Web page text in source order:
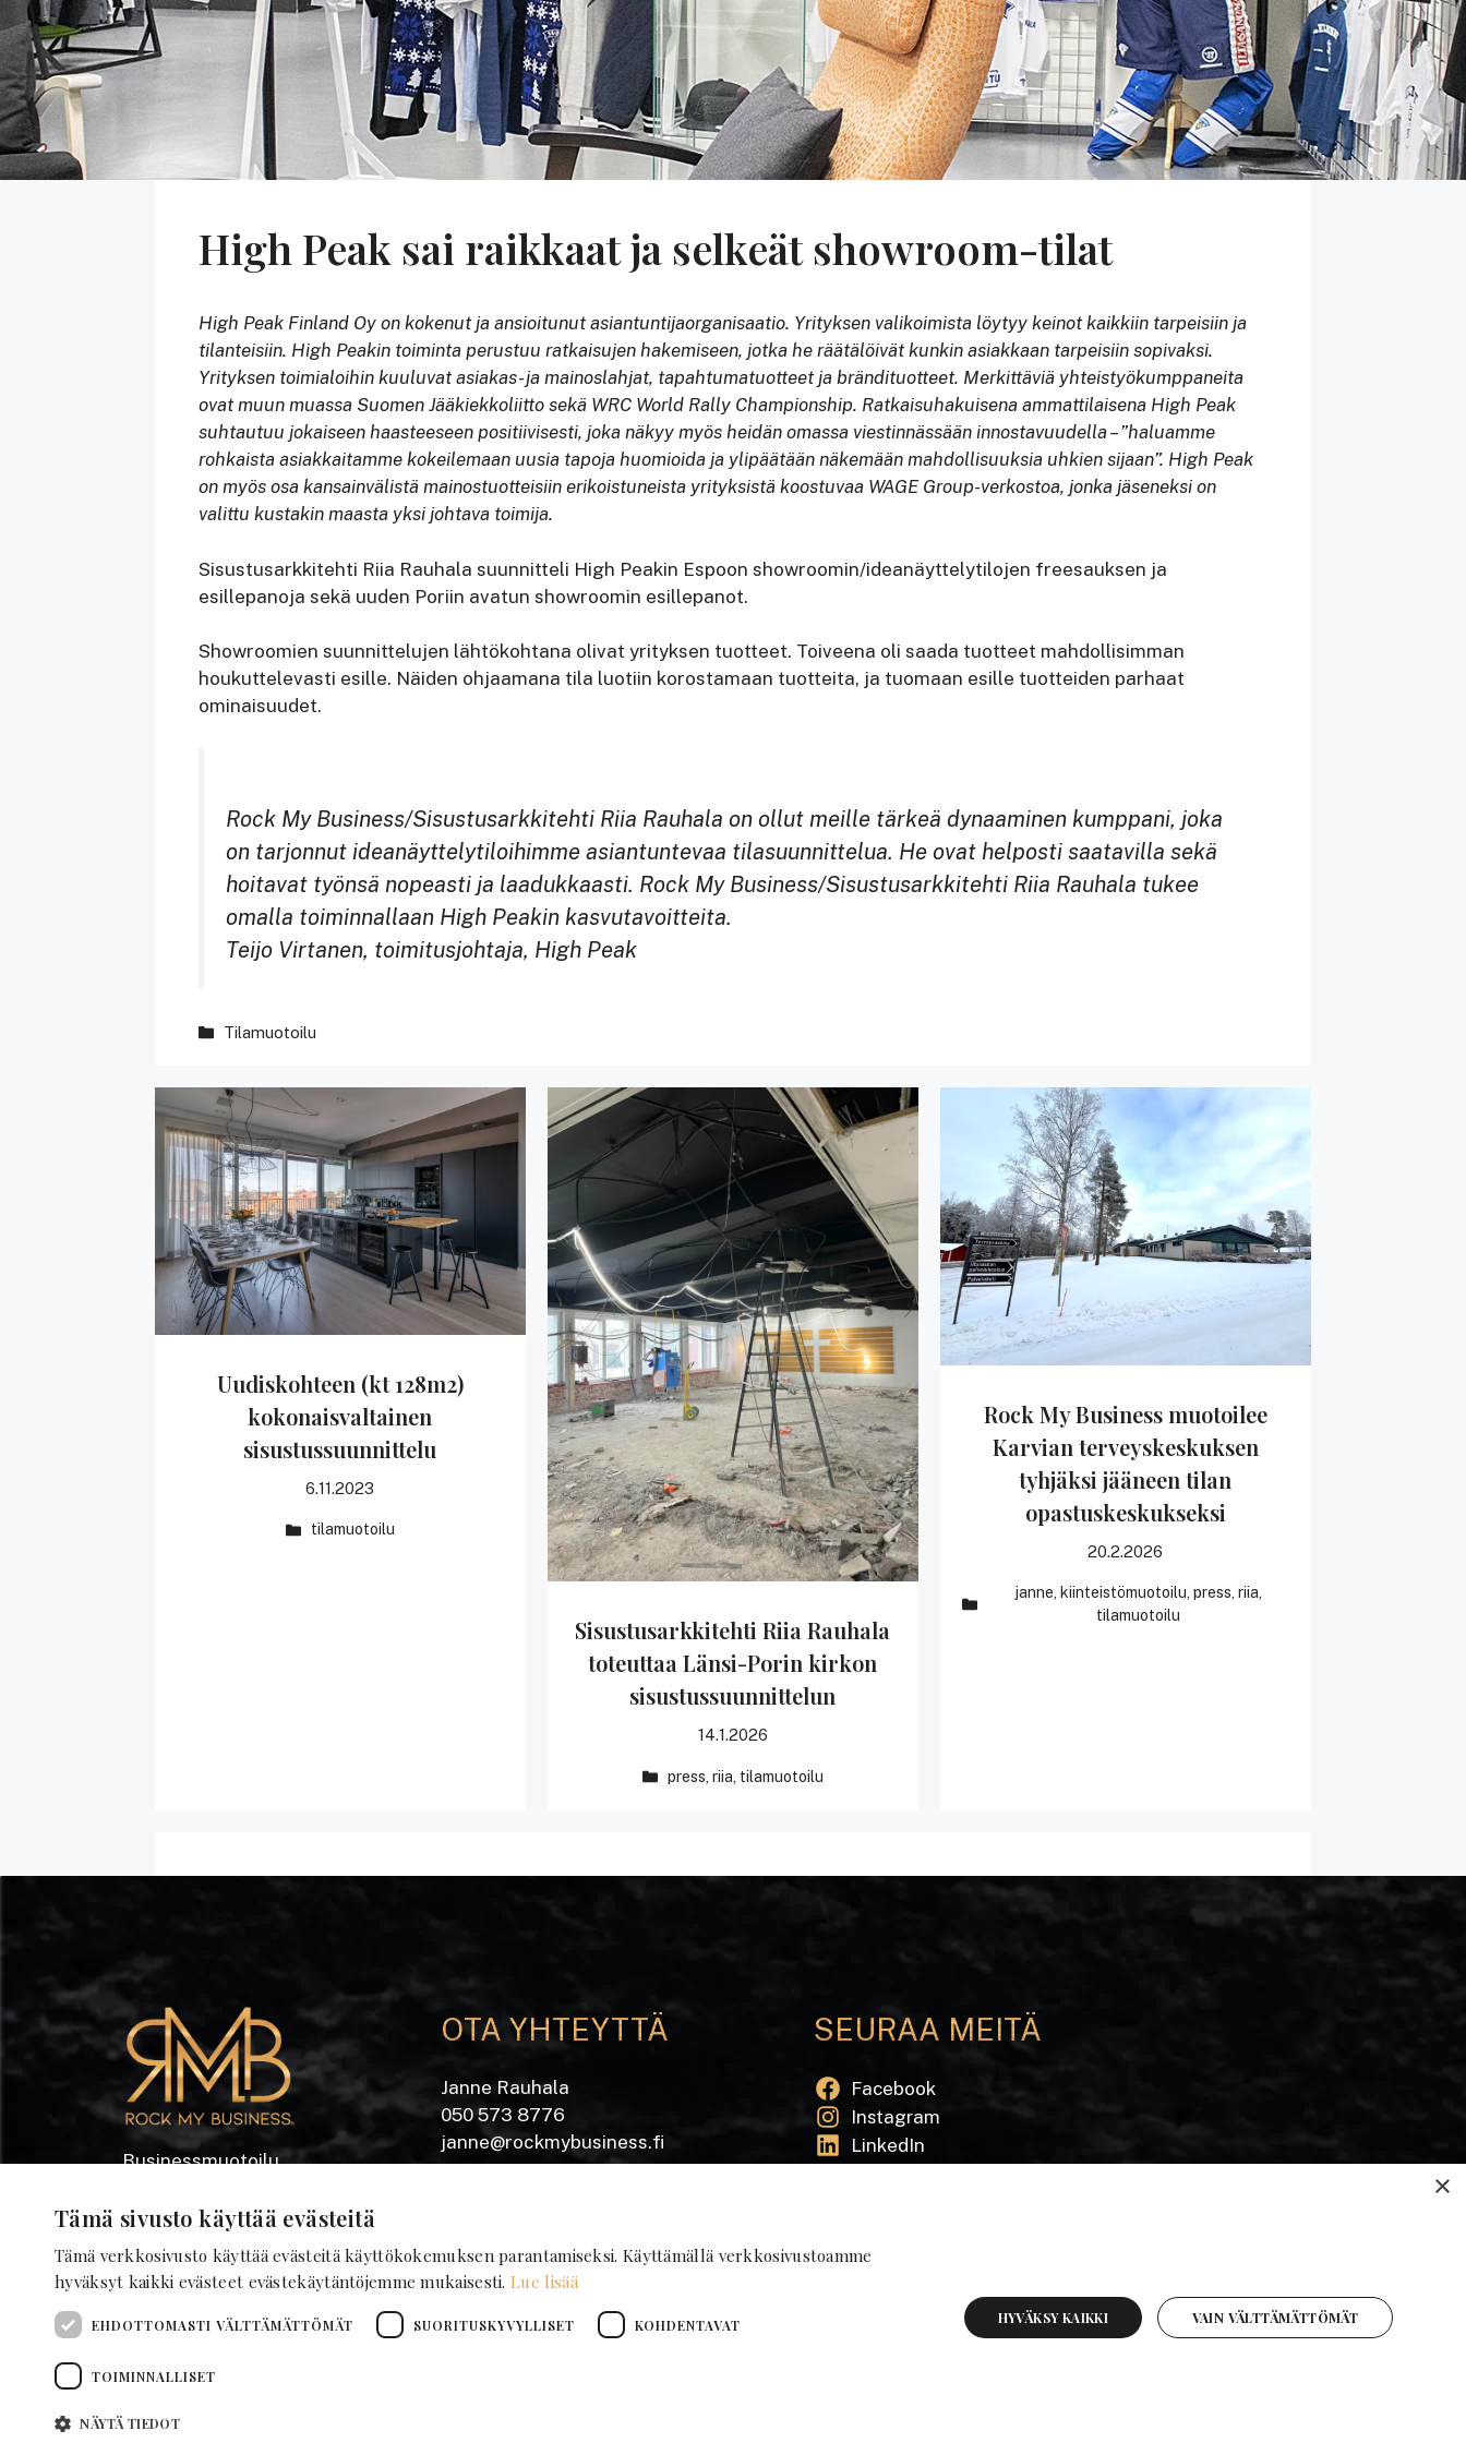
High Peak sai raikkaat ja selkeät showroom-tilat
High Peak Finland Oy on kokenut ja ansioitunut asiantuntijaorganisaatio. Yrityksen valikoimista löytyy keinot kaikkiin tarpeisiin ja
tilanteisiin. High Peakin toiminta perustuu ratkaisujen hakemiseen, jotka he räätälöivät kunkin asiakkaan tarpeisiin sopivaksi.
Yrityksen toimialoihin kuuluvat asiakas- ja mainoslahjat, tapahtumatuotteet ja brändituotteet. Merkittäviä yhteistyökumppaneita
ovat muun muassa Suomen Jääkiekkoliitto sekä WRC World Rally Championship. Ratkaisuhakuisena ammattilaisena High Peak
suhtautuu jokaiseen haasteeseen positiivisesti, joka näkyy myös heidän omassa viestinnässään innostavuudella – ”haluamme
rohkaista asiakkaitamme kokeilemaan uusia tapoja huomioida ja ylipäätään näkemään mahdollisuuksia uhkien sijaan”. High Peak
on myös osa kansainvälistä mainostuotteisiin erikoistuneista yrityksistä koostuvaa WAGE Group-verkostoa, jonka jäseneksi on
valittu kustakin maasta yksi johtava toimija.
Sisustusarkkitehti Riia Rauhala suunnitteli High Peakin Espoon showroomin/ideanäyttelytilojen freesauksen ja
esillepanoja sekä uuden Poriin avatun showroomin esillepanot.
Showroomien suunnittelujen lähtökohtana olivat yrityksen tuotteet. Toiveena oli saada tuotteet mahdollisimman
houkuttelevasti esille. Näiden ohjaamana tila luotiin korostamaan tuotteita, ja tuomaan esille tuotteiden parhaat
ominaisuudet.
Rock My Business/Sisustusarkkitehti Riia Rauhala on ollut meille tärkeä dynaaminen kumppani, joka
on tarjonnut ideanäyttelytiloihimme asiantuntevaa tilasuunnittelua. He ovat helposti saatavilla sekä
hoitavat työnsä nopeasti ja laadukkaasti. Rock My Business/Sisustusarkkitehti Riia Rauhala tukee
omalla toiminnallaan High Peakin kasvutavoitteita.
Teijo Virtanen, toimitusjohtaja, High Peak
Kategoriat
Tilamuotoilu
Uudiskohteen (kt 128m2)
kokonaisvaltainen
sisustussuunnittelu
6.11.2023
tilamuotoilu
Sisustusarkkitehti Riia Rauhala
toteuttaa Länsi-Porin kirkon
sisustussuunnittelun
14.1.2026
press riia tilamuotoilu
Rock My Business muotoilee
Karvian terveyskeskuksen
tyhjäksi jääneen tilan
opastuskeskukseksi
20.2.2026
janne, kiinteistömuotoilu, press, riia,
tilamuotoilu
Businessmuotoilu
Kiinteistömuotoilu ®
Tilamuotoilu
OTA YHTEYTTÄ
Janne Rauhala
050 573 8776
janne@rockmybusiness.fi
SEURAA MEITÄ
Facebook
Instagram
LinkedIn
×
Tämä sivusto käyttää evästeitä
Tämä verkkosivusto käyttää evästeitä käyttökokemuksen parantamiseksi. Käyttämällä verkkosivustoamme
hyväksyt kaikki evästeet evästekäytäntöjemme mukaisesti.Lue lisää
EHDOTTOMASTI VÄLTTÄMÄTTÖMÄT SUORITUSKYVYLLISET KOHDENTAVAT
TOIMINNALLISET
NÄYTÄ TIEDOT
HYVÄKSY KAIKKI VAIN VÄLTTÄMÄTTÖMÄT